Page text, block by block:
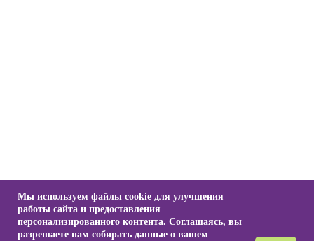
Мы используем файлы cookie для улучшения
работы сайта и предоставления
персонализированного контента. Соглашаясь, вы
разрешаете нам собирать данные о вашем